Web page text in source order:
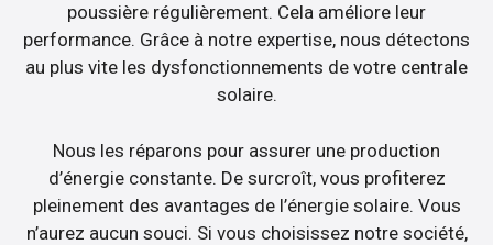
poussière régulièrement. Cela améliore leur
performance. Grâce à notre expertise, nous détectons
au plus vite les dysfonctionnements de votre centrale
solaire.
Nous les réparons pour assurer une production
d’énergie constante. De surcroît, vous profiterez
pleinement des avantages de l’énergie solaire. Vous
n’aurez aucun souci. Si vous choisissez notre société,